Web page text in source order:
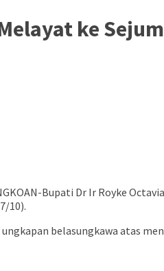
ke
Bupati Dr Ir Royke
10).
belasungkawa atas